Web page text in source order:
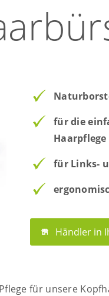
für die
Haarpflege
für Links-
Händler in
für unsere